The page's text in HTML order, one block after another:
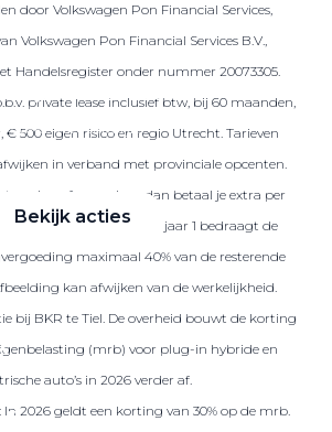
Lease acties
van zakelijk
Bekijk acties
door Volkswagen Pon Financial Services,
Volkswagen Pon Financial Services B.V.,
Handelsregister onder nummer 20073305.
private lease inclusief btw, bij 60 maanden,
€ 500 eigen risico en regio Utrecht. Tarieven
in verband met provinciale opcenten.
dan afgesproken, dan betaal je extra per
is niet inbegrepen. Na jaar 1 bedraagt de
maximaal 40% van de resterende
kan afwijken van de werkelijkheid.
bij BKR te Tiel. De overheid bouwt de korting
(mrb) voor plug-in hybride en
auto’s in 2026 verder af.
In 2026 geldt een korting van 30% op de mrb.